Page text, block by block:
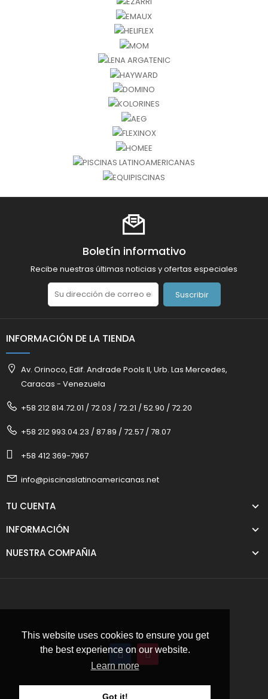
This website uses cookies to ensure you get
the best experience on our website.
Learn more
Got it!
Boletín informativo
Recibe nuestras últimas noticias y ofertas especiales
Suscribir
INFORMACIÓN DE LA TIENDA
Av. Orinoco, Edif. Andrade Pools II, Urb. Las Mercedes,
Caracas - Venezuela
+58 212 814.72.01 / 72.03 / 72.21 / 52.90 / 72.20
+58 212 993.04.23 / 87.89 / 72.57 / 78.07
+58 412 369-7967
info@piscinaslatinoamericanas.net
TU CUENTA
INFORMACIÓN
NUESTRA COMPAÑIA